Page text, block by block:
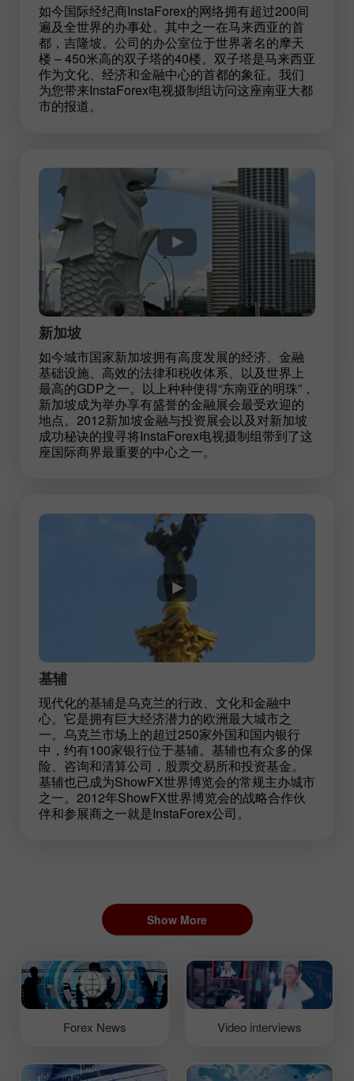
如今国际经纪商InstaForex的网络拥有超过200间
遍及全世界的办事处。其中之一在马来西亚的首
都，吉隆坡。公司的办公室位于世界著名的摩天
楼 – 450米高的双子塔的40楼。双子塔是马来西亚
作为文化、经济和金融中心的首都的象征。我们
为您带来InstaForex电视摄制组访问这座南亚大都
市的报道。
新加坡
如今城市国家新加坡拥有高度发展的经济、金融
基础设施、高效的法律和税收体系、以及世界上
最高的GDP之一。以上种种使得“东南亚的明珠”，
新加坡成为举办享有盛誉的金融展会最受欢迎的
地点。2012新加坡金融与投资展会以及对新加坡
成功秘诀的搜寻将InstaForex电视摄制组带到了这
座国际商界最重要的中心之一。
基辅
现代化的基辅是乌克兰的行政、文化和金融中
心。它是拥有巨大经济潜力的欧洲最大城市之
一。乌克兰市场上的超过250家外国和国内银行
中，约有100家银行位于基辅。基辅也有众多的保
险、咨询和清算公司，股票交易所和投资基金。
基辅也已成为ShowFX世界博览会的常规主办城市
之一。2012年ShowFX世界博览会的战略合作伙
伴和参展商之一就是InstaForex公司。
Show More
Forex News Video interviews